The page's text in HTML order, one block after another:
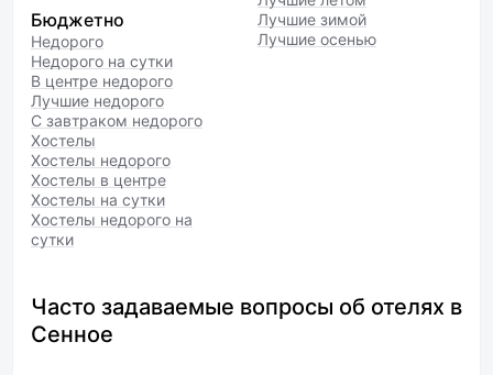
Бюджетно
Недорого
Недорого на сутки
В центре недорого
Лучшие недорого
С завтраком недорого
Хостелы
Хостелы недорого
Хостелы в центре
Хостелы на сутки
Хостелы недорого на
сутки
Лучшие зимой
Лучшие осенью
Часто задаваемые вопросы об отелях в
Сенное